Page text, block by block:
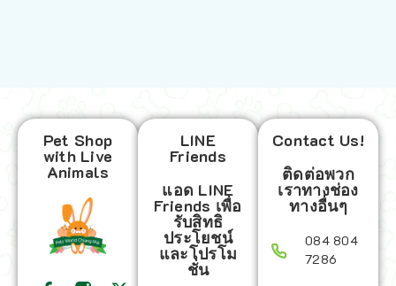
Pet Shop
with Live
Animals
LINE
Friends
แอด LINE
Friends เพื่อ
รับสิทธิ
ประโยชน์
และโปรโม
ชั่น
Contact Us!
ติดต่อพวก
เราทางช่อง
ทางอื่นๆ
084 804
7286